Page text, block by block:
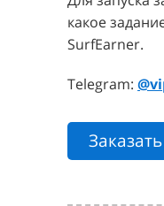
какое
SurfEarner.
Telegram: